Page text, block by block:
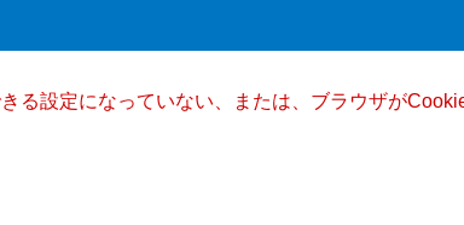
る設定になっていない、または、ブラウザが